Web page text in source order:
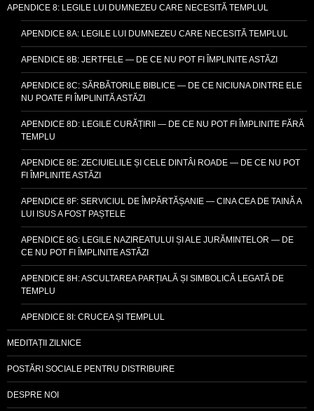
APENDICE 8: LEGILE LUI DUMNEZEU CARE NECESITĂ TEMPLUL
APENDICE 8A: LEGILE LUI DUMNEZEU CARE NECESITĂ TEMPLUL
APENDICE 8B: JERTFELE — DE CE NU POT FI ÎMPLINITE ASTĂZI
APENDICE 8C: SĂRBĂTORILE BIBLICE — DE CE NICIUNA DINTRE ELE
NU POATE FI ÎMPLINITĂ ASTĂZI
APENDICE 8D: LEGILE CURĂȚIRII — DE CE NU POT FI ÎMPLINITE FĂRĂ
TEMPLU
APENDICE 8E: ZECIUIELILE ȘI CELE DINTÂI ROADE — DE CE NU POT
FI ÎMPLINITE ASTĂZI
APENDICE 8F: SERVICIUL DE ÎMPĂRTĂȘANIE — CINA CEA DE TAINĂ A
LUI ISUS A FOST PAȘTELE
APENDICE 8G: LEGILE NAZIREATULUI ȘI ALE JURĂMINTELOR — DE
CE NU POT FI ÎMPLINITE ASTĂZI
APENDICE 8H: ASCULTAREA PARȚIALĂ ȘI SIMBOLICĂ LEGATĂ DE
TEMPLU
APENDICE 8I: CRUCEA ȘI TEMPLUL
MEDITAȚII ZILNICE
POSTĂRI SOCIALE PENTRU DISTRIBUIRE
DESPRE NOI